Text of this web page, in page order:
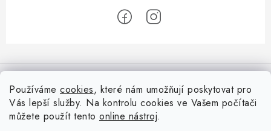
Používáme cookies, které nám umožňují poskytovat pro
Vás lepší služby. Na kontrolu cookies ve Vašem počítači
můžete použít tento online nástroj.
á
Doprava
Nepřehlédněte